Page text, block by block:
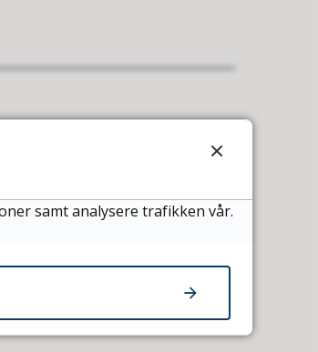
samt analysere trafikken vår.